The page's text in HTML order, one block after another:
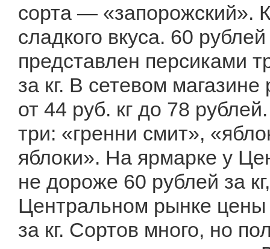
сорта — «запорожский».
сладкого вкуса. 60
представлен персиками
за кг. В сетевом
от 44 руб. кг до 78
три: «гренни смит»,
яблоки». На ярмарке у
не дороже 60 рублей за
Центральном рынке цены
за кг. Сортов много, но